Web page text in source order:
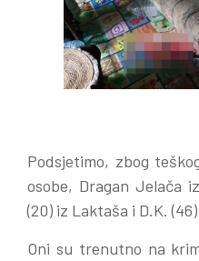
Podsjetimo, zbog
osobe, Dragan Jelača
(20) iz Laktaša i D.K.
Oni su trenutno na